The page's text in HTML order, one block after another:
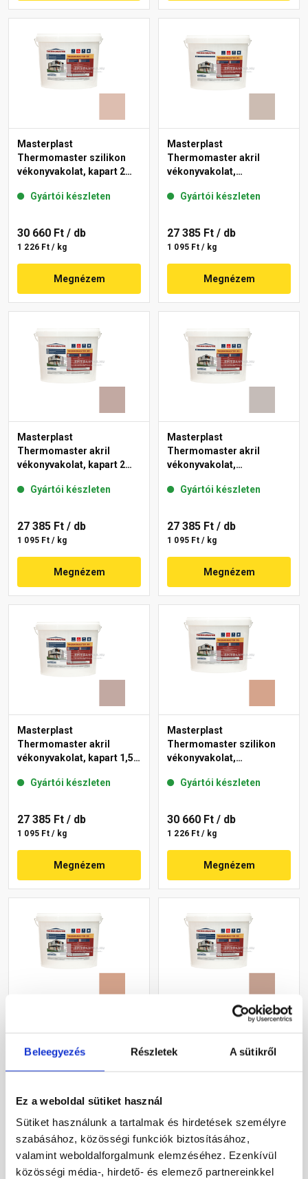
Beleegyezés Részletek A sütikről
Ez a weboldal sütiket használ
Sütiket használunk a tartalmak és hirdetések személyre
szabásához, közösségi funkciók biztosításához,
valamint weboldalforgalmunk elemzéséhez. Ezenkívül
közösségi média-, hirdető- és elemező partnereinkkel
Masterplast
Thermomaster szilikon
vékonyvakolat, kapart 2
Gyártói készleten
30 660 Ft / db
1 226 Ft / kg
Megnézem
Masterplast
Thermomaster akril
vékonyvakolat,
44-D 25 kg
Gyártói készleten
27 385 Ft / db
1 095 Ft / kg
Megnézem
Masterplast
Thermomaster akril
vékonyvakolat, kapart 2
Gyártói készleten
27 385 Ft / db
1 095 Ft / kg
Megnézem
Masterplast
Thermomaster akril
vékonyvakolat,
49-D 25 kg
Gyártói készleten
27 385 Ft / db
1 095 Ft / kg
Megnézem
Masterplast
Thermomaster akril
vékonyvakolat, kapart 1,5
Gyártói készleten
27 385 Ft / db
1 095 Ft / kg
Megnézem
Masterplast
Thermomaster szilikon
vékonyvakolat,
12-C 25 kg
Gyártói készleten
30 660 Ft / db
1 226 Ft / kg
Megnézem
vékonyvakolat, kapart 2
1 226 Ft / kg
Megnézem
vékonyvakolat, kapart 2
1 226 Ft / kg
Megnézem